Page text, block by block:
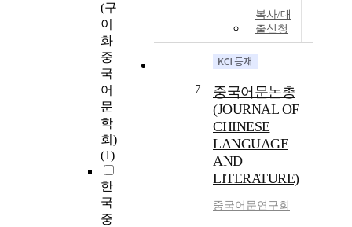
(구
이
화
중
국
어
문
학
회)
(1)
한
국
중
복사/대
출신청
7
중국어문논총
(JOURNAL OF
CHINESE
LANGUAGE
AND
LITERATURE)
중국어문연구회